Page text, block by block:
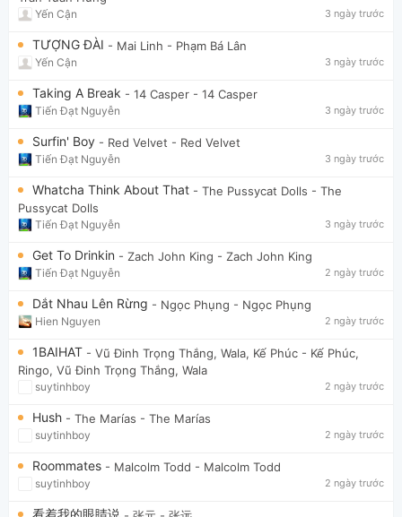
Yến Cận 3 ngày trước
TƯỢNG ĐÀI - Mai Linh - Phạm Bá Lân
Yến Cận 3 ngày trước
Taking A Break - 14 Casper - 14 Casper
Tiến Đạt Nguyễn 3 ngày trước
Surfin' Boy - Red Velvet - Red Velvet
Tiến Đạt Nguyễn 3 ngày trước
Whatcha Think About That - The Pussycat Dolls - The
Pussycat Dolls
Tiến Đạt Nguyễn 3 ngày trước
Get To Drinkin - Zach John King - Zach John King
Tiến Đạt Nguyễn 2 ngày trước
Dắt Nhau Lên Rừng - Ngọc Phụng - Ngọc Phụng
Hien Nguyen 2 ngày trước
1BAIHAT - Vũ Đinh Trọng Thắng, Wala, Kế Phúc - Kế Phúc,
Ringo, Vũ Đinh Trọng Thắng, Wala
suytinhboy 2 ngày trước
Hush - The Marías - The Marías
suytinhboy 2 ngày trước
Roommates - Malcolm Todd - Malcolm Todd
suytinhboy 2 ngày trước
看着我的眼睛说